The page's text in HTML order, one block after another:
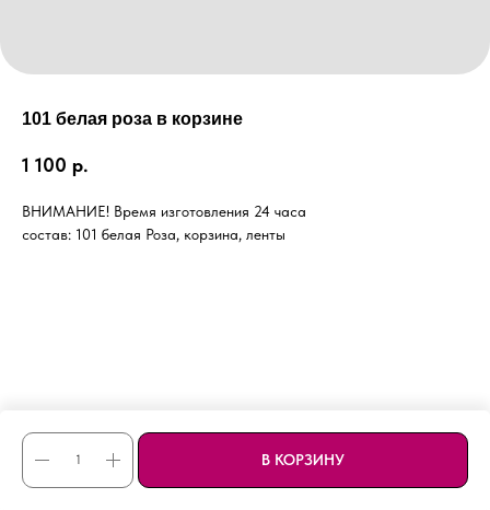
101 белая роза в корзине
1 100 р.
В КОРЗИНУ
ВНИМАНИЕ! Время изготовления 24 часа
состав: 101 белая Роза, корзина, ленты